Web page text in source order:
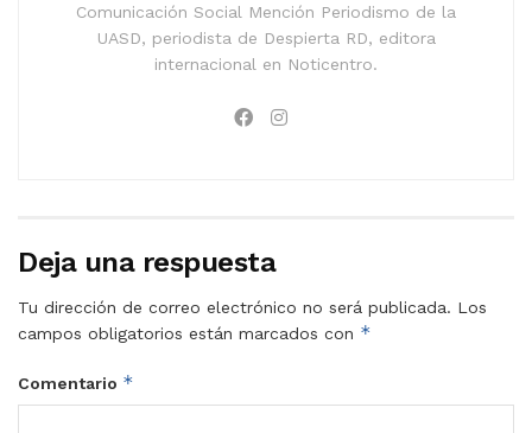
Comunicación Social Mención Periodismo de la
UASD, periodista de Despierta RD, editora
internacional en Noticentro.
Deja una respuesta
Tu dirección de correo electrónico no será publicada. Los
campos obligatorios están marcados con *
Comentario *